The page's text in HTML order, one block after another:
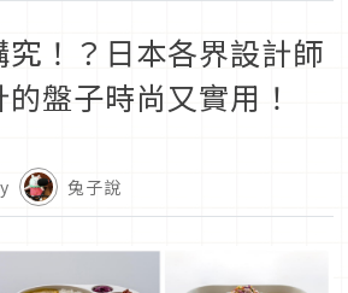
！？日本各界設計師
盤子時尚又實用！
兔子說